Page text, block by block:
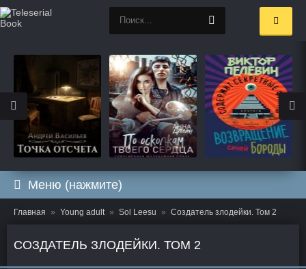
Меню (нажмите)
Главная Young adult Sol Leesu Создатель злодейки. Том 2
СОЗДАТЕЛЬ ЗЛОДЕЙКИ. ТОМ 2